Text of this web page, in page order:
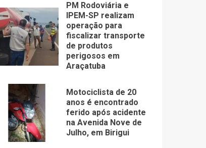
PM Rodoviária e
IPEM-SP realizam
operação para
fiscalizar transporte
de produtos
perigosos em
Araçatuba
Motociclista de 20
anos é encontrado
ferido após acidente
na Avenida Nove de
Julho, em Birigui